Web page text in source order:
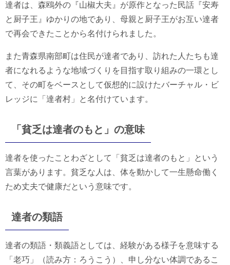
達者は、森鴎外の『山椒大夫』が原作となった民話『安寿
と厨子王』ゆかりの地であり、母親と厨子王がお互い達者
で再会できたことから名付けられました。
また青森県南部町は住民が達者であり、訪れた人たちも達
者になれるような地域づくりを目指す取り組みの一環とし
て、その町をベースとして仮想的に設けたバーチャル・ビ
レッジに「達者村」と名付けています。
「貧乏は達者のもと」の意味
達者を使ったことわざとして「貧乏は達者のもと」という
言葉があります。貧乏な人は、体を動かして一生懸命働く
ため丈夫で健康だという意味です。
達者の類語
達者の類語・類義語としては、経験がある様子を意味する
「老巧」（読み方：ろうこう）、申し分ない体調であるこ